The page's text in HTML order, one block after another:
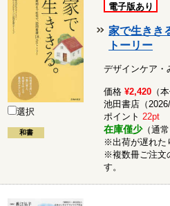
選択
和書
電子版あり
家で生きき
トーリー
デザインケア・
価格¥2,420 （
池田書店（2026/
ポイント22pt
在庫僅少（通
※出荷が遅れた
※複数冊ご注文
す。